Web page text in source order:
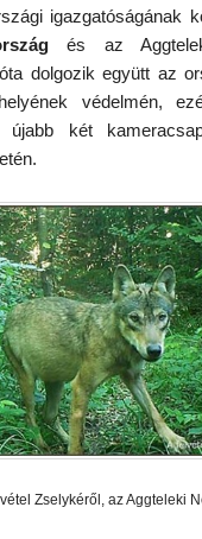
igazgatóságának
és az
dolgozik együtt az
védelmén,
újabb két
Zselykéről, az Aggteleki